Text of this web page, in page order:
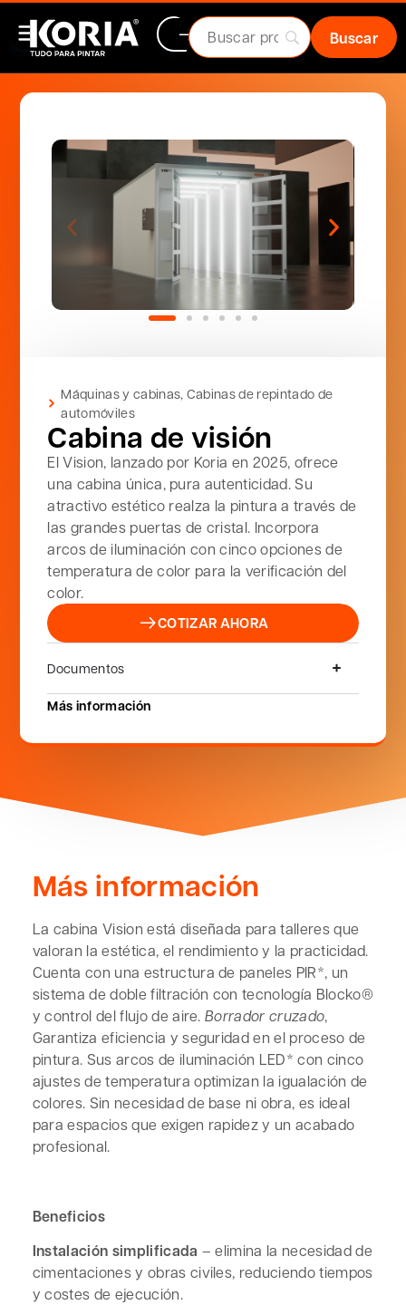
Máquinas y cabinas, Cabinas de repintado de
automóviles
Cabina de visión
El Vision, lanzado por Koria en 2025, ofrece
una cabina única, pura autenticidad. Su
atractivo estético realza la pintura a través de
las grandes puertas de cristal. Incorpora
arcos de iluminación con cinco opciones de
temperatura de color para la verificación del
color.
COTIZAR AHORA
Documentos
Más información
Más información
La cabina Vision está diseñada para talleres que
valoran la estética, el rendimiento y la practicidad.
Cuenta con una estructura de paneles PIR*, un
sistema de doble filtración con tecnología Blocko®
y control del flujo de aire.Borrador cruzado,
Garantiza eficiencia y seguridad en el proceso de
pintura. Sus arcos de iluminación LED* con cinco
ajustes de temperatura optimizan la igualación de
colores. Sin necesidad de base ni obra, es ideal
para espacios que exigen rapidez y un acabado
profesional.
Beneficios
Instalación simplificada – elimina la necesidad de
cimentaciones y obras civiles, reduciendo tiempos
y costes de ejecución.